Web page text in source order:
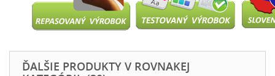
ĎALŠIE PRODUKTY V ROVNAKEJ